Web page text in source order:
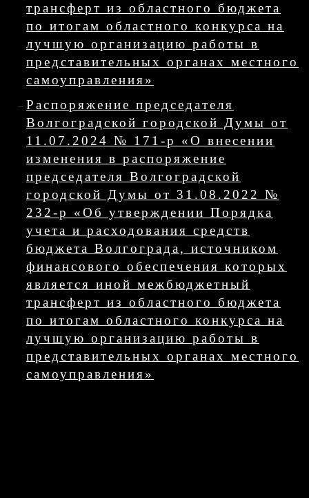
трансферт из областного бюджета
по итогам областного конкурса на
лучшую организацию работы в
представительных органах местного
самоуправления»
Распоряжение председателя
Волгоградской городской Думы от
11.07.2024 № 171-р «О внесении
изменения в распоряжение
председателя Волгоградской
городской Думы от 31.08.2022 №
232-р «Об утверждении Порядка
учета и расходования средств
бюджета Волгограда, источником
финансового обеспечения которых
является иной межбюджетный
трансферт из областного бюджета
по итогам областного конкурса на
лучшую организацию работы в
представительных органах местного
самоуправления»